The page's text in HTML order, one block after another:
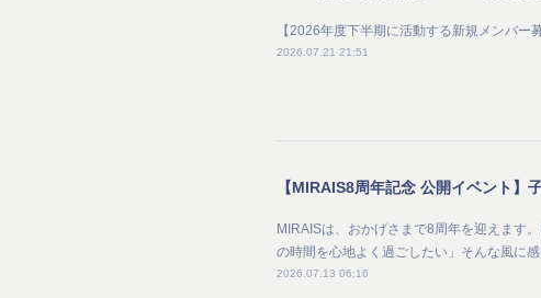
【2026年度下半期に活動する新規メンバー
2026.07.21 21:51
MIRAISは、おかげさまで8周年を迎えます
の時間を心地よく過ごしたい」そんな風に
2026.07.13 06:16